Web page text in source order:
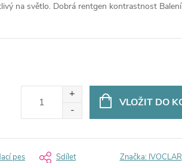
na světlo. Dobrá rentgen kontrastnost
VLOŽIT DO
pes Sdílet Značka: IVOCLAR